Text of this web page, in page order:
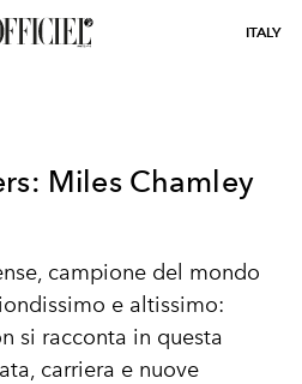
ITALY
Miles Chamley
campione del mondo
e altissimo:
n si racconta in questa
carriera e nuove